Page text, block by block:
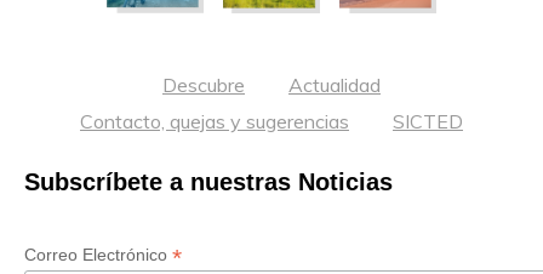
Descubre
Actualidad
Contacto, quejas y sugerencias
SICTED
Subscríbete a nuestras Noticias
Correo Electrónico *